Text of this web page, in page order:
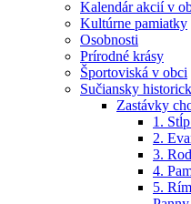
Kalendár akcií v
Kultúrne pamiatky
Osobnosti
Prírodné krásy
Športoviská v obci
Sučiansky
Zastávky
1.
2.
3.
4.
5.